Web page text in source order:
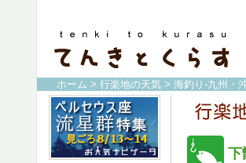
ホーム > 行楽地の天気 > 海釣り-九州・
下